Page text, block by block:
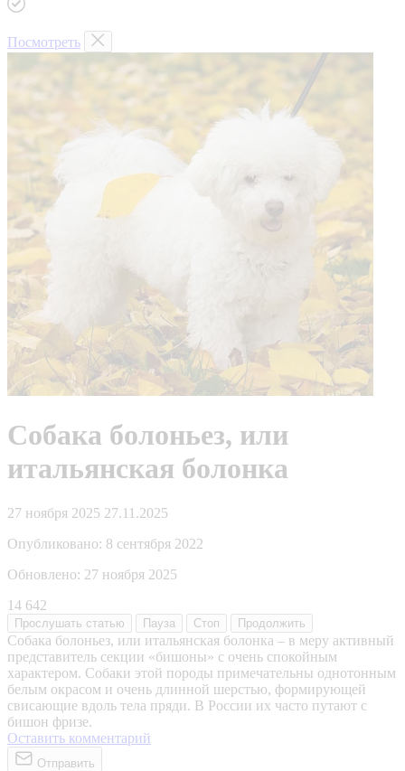
Посмотреть
Собака болоньез, или
итальянская болонка
27 ноября 2025 27.11.2025
Опубликовано: 8 сентября 2022
Обновлено: 27 ноября 2025
14 642
Прослушать статью Пауза Стоп Продолжить
Собака болоньез, или итальянская болонка – в меру активный
представитель секции «бишоны» с очень спокойным
характером. Собаки этой породы примечательны однотонным
белым окрасом и очень длинной шерстью, формирующей
свисающие вдоль тела пряди. В России их часто путают с
бишон фризе.
Оставить комментарий
Отправить